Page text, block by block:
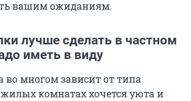
вашим ожиданиям.
лучше сделать в частном
иметь в виду
во многом зависит от типа
комнатах хочется уюта и